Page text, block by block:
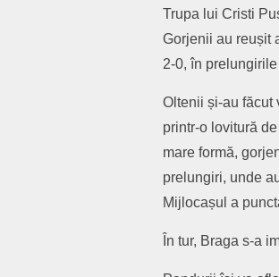
Trupa lui Cristi
Gorjenii au reușit
2-0, în
Oltenii și-au făcut
printr-o lovitură
mare formă,
prelungiri, unde
Mijlocașul a
În tur, Braga s-a